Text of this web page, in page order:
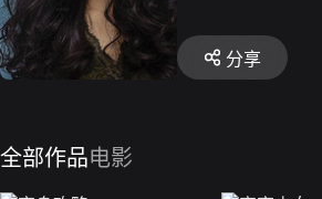
分享
全部作品电影